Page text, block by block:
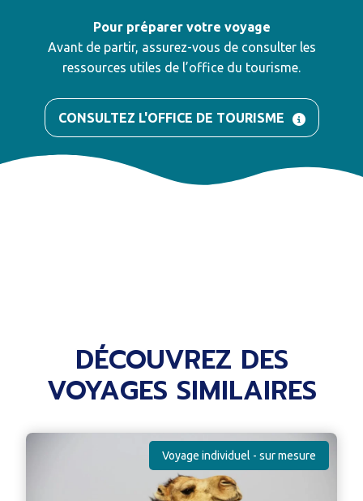
Pour préparer votre voyage
Avant de partir, assurez-vous de consulter les
ressources utiles de l’office du tourisme.
CONSULTEZ L'OFFICE DE TOURISME
DÉCOUVREZ DES
VOYAGES SIMILAIRES
Voyage individuel - sur mesure